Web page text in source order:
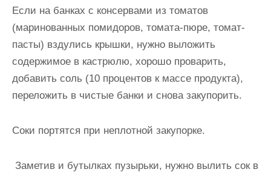
Если на банках с консервами из томатов
(маринованных помидоров, томата-пюре, томат-
пасты) вздулись крышки, нужно выложить
содержимое в кастрюлю, хорошо проварить,
добавить соль (10 процентов к массе продукта),
переложить в чистые банки и снова закупорить.
Соки портятся при неплотной закупорке.
Заметив и бутылках пузырьки, нужно вылить сок в